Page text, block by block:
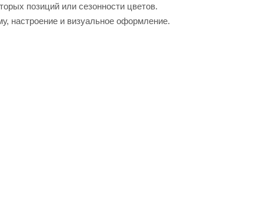
позиций или сезонности цветов.
настроение и визуальное оформление.